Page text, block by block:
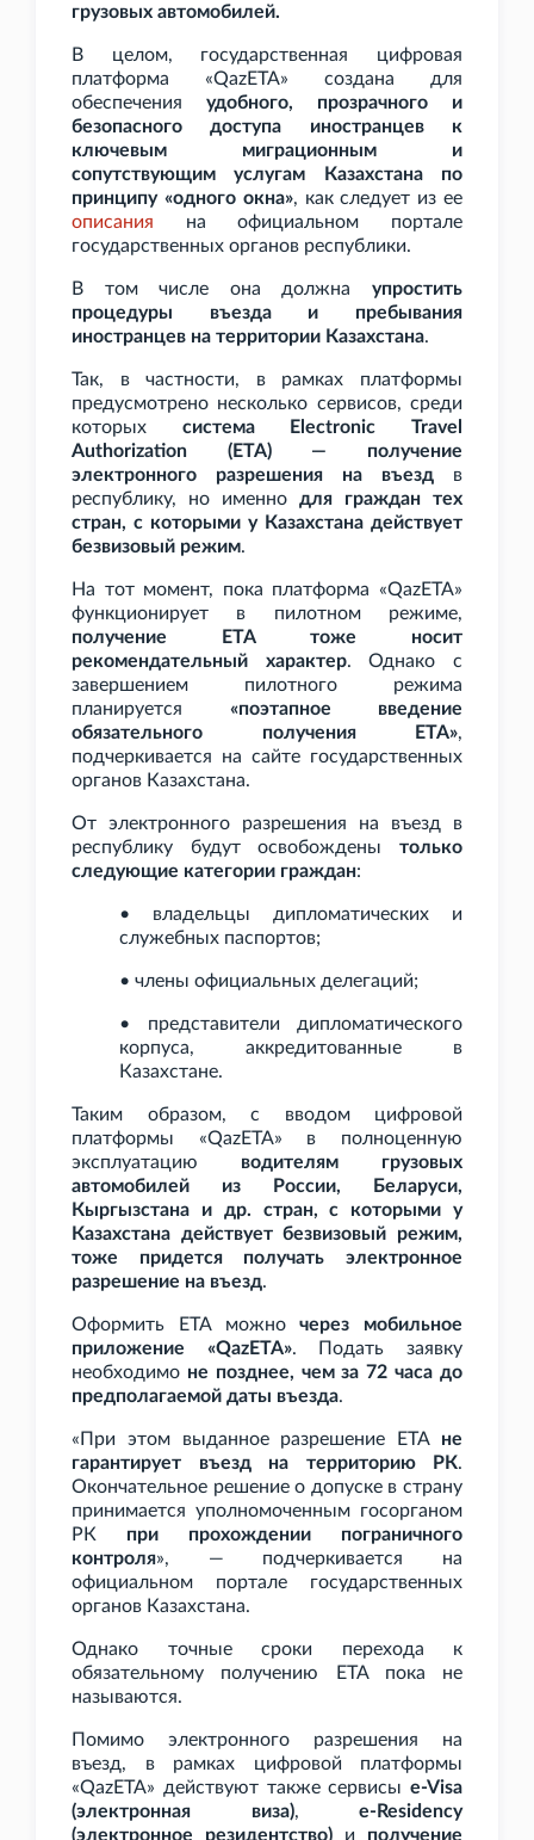
грузовых автомобилей.
В целом, государственная цифровая
платформа «QazETA» создана для
обеспечения удобного, прозрачного и
безопасного доступа иностранцев к
ключевым миграционным и
сопутствующим услугам Казахстана по
принципу «одного окна», как следует из ее
описания на официальном портале
государственных органов республики.
В том числе она должна упростить
процедуры въезда и пребывания
иностранцев на территории Казахстана.
Так, в частности, в рамках платформы
предусмотрено несколько сервисов, среди
которых система Electronic Travel
Authorization (ETA) — получение
электронного разрешения на въезд в
республику, но именно для граждан тех
стран, с которыми у Казахстана действует
безвизовый режим.
На тот момент, пока платформа «QazETA»
функционирует в пилотном режиме,
получение ETA тоже носит
рекомендательный характер. Однако с
завершением пилотного режима
планируется «поэтапное введение
обязательного получения ETA»,
подчеркивается на сайте государственных
органов Казахстана.
От электронного разрешения на въезд в
республику будут освобождены только
следующие категории граждан:
• владельцы дипломатических и
служебных паспортов;
• члены официальных делегаций;
• представители дипломатического
корпуса, аккредитованные в
Казахстане.
Таким образом, с вводом цифровой
платформы «QazETA» в полноценную
эксплуатацию водителям грузовых
автомобилей из России, Беларуси,
Кыргызстана и др. стран, с которыми у
Казахстана действует безвизовый режим,
тоже придется получать электронное
разрешение на въезд.
Оформить ETA можночерез мобильное
приложение «QazETA». Подать заявку
необходимо не позднее, чем за 72 часа до
предполагаемой даты въезда.
«При этом выданное разрешение ETA не
гарантирует въезд на территорию РК.
Окончательное решение о допуске в страну
принимается уполномоченным госорганом
РК при прохождении пограничного
контроля», — подчеркивается на
официальном портале государственных
органов Казахстана.
Однако точные сроки перехода к
обязательному получению ETA пока не
называются.
Помимо электронного разрешения на
въезд, в рамках цифровой платформы
«QazETA» действуют также сервисы e-Visa
(электронная виза), e-Residency
(электронное резидентство) и получение